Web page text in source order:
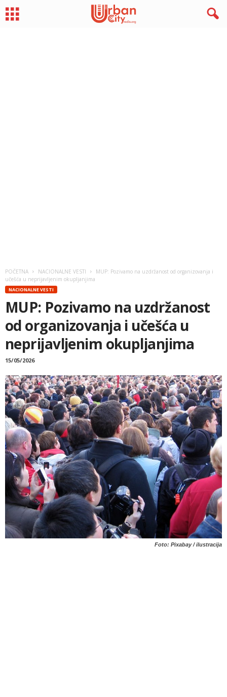
POČETNA NACIONALNE VESTI
MUP: Pozivamo na uzdržanost od organizovanja i
učešća u neprijavljenim okupljanjima
NACIONALNE VESTI
MUP: Pozivamo na uzdržanost
od organizovanja i učešća u
neprijavljenim okupljanjima
15/05/2026
Foto: Pixabay / ilustracija